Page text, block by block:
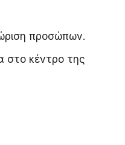
προσώπων.
στο κέντρο της